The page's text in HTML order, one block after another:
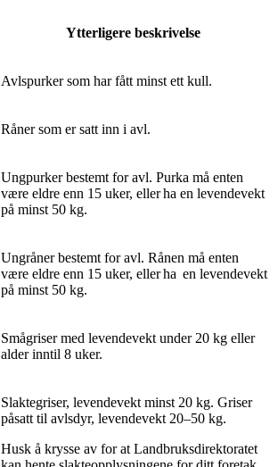
Ytterligere beskrivelse
Avlspurker som har fått minst ett kull.
Råner som er satt inn i avl.
Ungpurker bestemt for avl. Purka må enten
være eldre enn 15 uker, eller ha en levendevekt
på minst 50 kg.
Ungråner bestemt for avl. Rånen må enten
være eldre enn 15 uker, eller ha en levendevekt
på minst 50 kg.
Smågriser med levendevekt under 20 kg eller
alder inntil 8 uker.
Slaktegriser, levendevekt minst 20 kg. Griser
påsatt til avlsdyr, levendevekt 20–50 kg.
Husk å krysse av for at Landbruksdirektoratet